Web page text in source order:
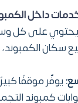
داخل
يحتوي على كل
سكان
يوفّر موقفًا
كمبوند